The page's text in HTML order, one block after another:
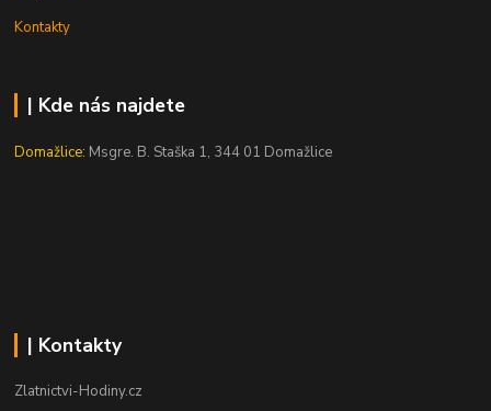
Kontakty
| Kde nás najdete
Domažlice: Msgre. B. Staška 1, 344 01 Domažlice
| Kontakty
Zlatnictvi-Hodiny.cz